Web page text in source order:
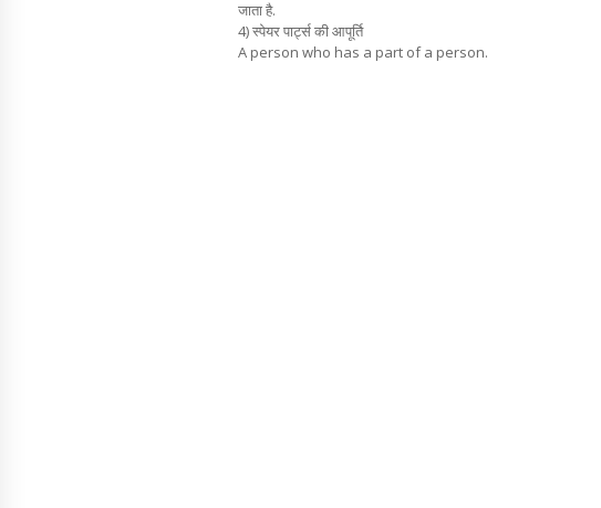
जाता है.
4) स्पेयर पार्ट्स की आपूर्ति
A person who has a part of a person.